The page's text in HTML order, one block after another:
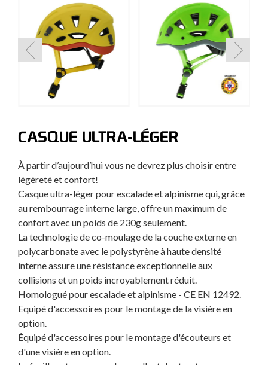
CASQUE ULTRA-LÉGER
À partir d’aujourd’hui vous ne devrez plus choisir entre
légèreté et confort!
Casque ultra-léger pour escalade et alpinisme qui, grâce
au rembourrage interne large, offre un maximum de
confort avec un poids de 230g seulement.
La technologie de co-moulage de la couche externe en
polycarbonate avec le polystyrène à haute densité
interne assure une résistance exceptionnelle aux
collisions et un poids incroyablement réduit.
Homologué pour escalade et alpinisme - CE EN 12492.
Equipé d'accessoires pour le montage de la visière en
option.
Équipé d'accessoires pour le montage d'écouteurs et
d'une visière en option.